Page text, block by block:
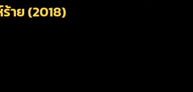
าย (2018)